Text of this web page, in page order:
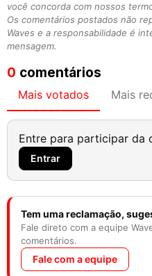
você concorda com nossos
Os comentários postados não
Waves e a responsabilidade é
mensagem.
0 comentários
Mais votados Mais
Entre para participar da
Entrar
Tem uma reclamação,
Fale direto com a equipe
comentários.
Fale com a equipe